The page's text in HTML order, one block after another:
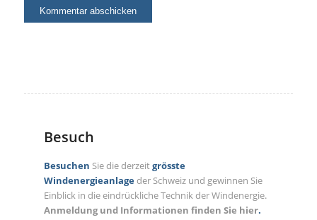
Besuch
Besuchen Sie die derzeitgrösste
Windenergieanlageder Schweiz und gewinnen Sie
Einblick in die eindrückliche Technik der Windenergie.
Anmeldung und Informationen finden Sie hier.